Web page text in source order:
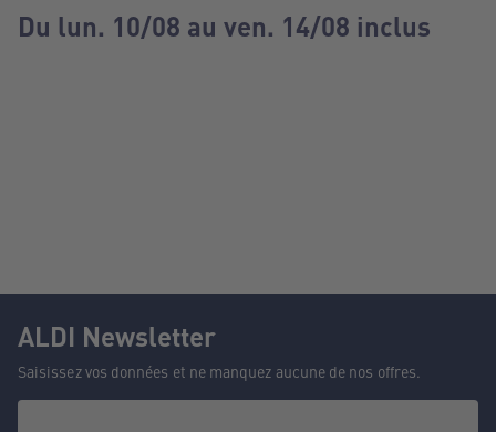
Du lun. 10/08 au ven. 14/08 inclus
ALDI Newsletter
Saisissez vos données et ne manquez aucune de nos offres.